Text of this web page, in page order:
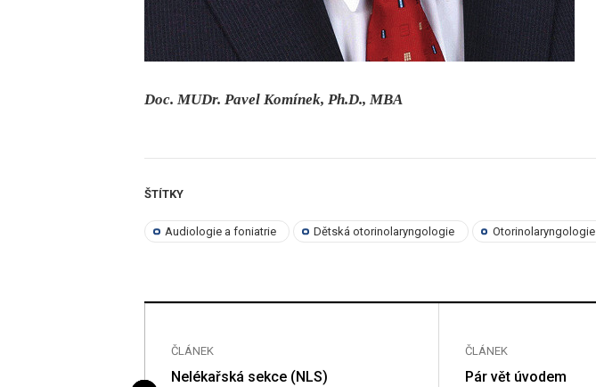
Doc. MUDr. Pavel Komínek, Ph.D., MBA
ŠTÍTKY
Audiologie a foniatrie Dětská otorinolaryngologie Otorinolaryngologie
ČLÁNEK
Nelékařská sekce (NLS)
ČLÁNEK
Pár vět úvodem